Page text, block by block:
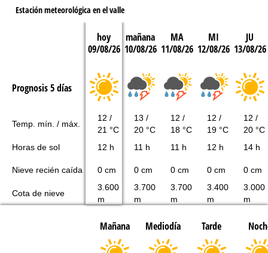
Estación meteorológica en el valle
hoy
09/08/26
mañana
10/08/26
MA
11/08/26
MI
12/08/26
JU
13/08/26
Prognosis 5 días
Temp. mín. / máx.
12 /
21 °C
13 /
20 °C
12 /
18 °C
12 /
19 °C
12 /
20 °C
Horas de sol
12 h 11 h 11 h 12 h 14 h
Nieve recién caída 0 cm 0 cm 0 cm 0 cm 0 cm
Cota de nieve
3.600
m
3.700
m
3.700
m
3.400
m
3.000
m
Mañana Mediodía Tarde